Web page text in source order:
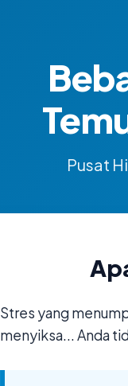
Pusat
Stres yang
menyiksa... Anda